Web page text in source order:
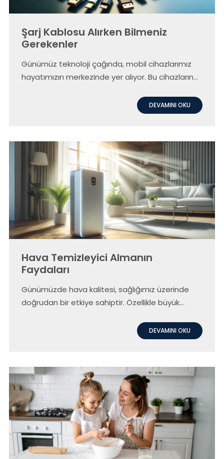
Şarj Kablosu Alırken Bilmeniz
Gerekenler
Günümüz teknoloji çağında, mobil cihazlarımız
hayatımızın merkezinde yer alıyor. Bu cihazların
önemli aksesuarlardan biri şarj kablolarıdır. Peki,
doğru şarj kablosunu nasıl seçersiniz?
ve performanslı Nautica marka kablolar
üzerinden bu soruya yanıtlayacağız.
DEVAMINI OKU
Hava Temizleyici Almanın
Faydaları
Günümüzde hava kalitesi, sağlığımız üzerinde
doğrudan bir etkiye sahiptir. Özellikle büyük
kalitemizi olumsuz etkileyebilir. Technofashion
Global olarak, Blaupunkt markasının yüksek
DEVAMINI OKU